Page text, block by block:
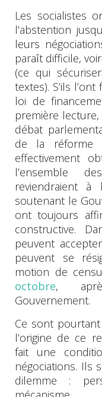
Les socialistes
l’abstention
leurs
paraît difficile,
(ce qui
textes). S’ils
loi de
première lecture,
débat
de la réforme
effectivement
l’ensemble
reviendraient
soutenant le
ont toujours
constructive.
peuvent
peuvent se
motion de
octobre,
Gouvernement.
Ce sont
l’origine de ce
fait une
négociations. Ils
dilemme :